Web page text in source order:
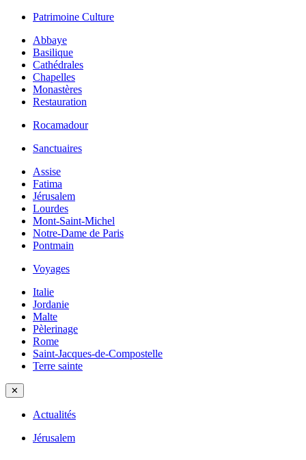
Patrimoine Culture
Abbaye
Basilique
Cathédrales
Chapelles
Monastères
Restauration
Rocamadour
Sanctuaires
Assise
Fatima
Jérusalem
Lourdes
Mont-Saint-Michel
Notre-Dame de Paris
Pontmain
Voyages
Italie
Jordanie
Malte
Pèlerinage
Rome
Saint-Jacques-de-Compostelle
Terre sainte
✕
Actualités
Jérusalem